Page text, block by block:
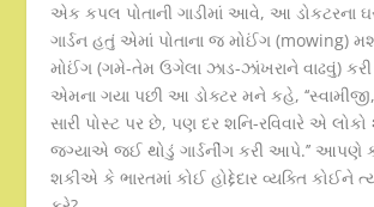
એક કપલ પોતાની ગાડીમાં આવે, આ ડોકટરના
ગાર્ડન હતું એમાં પોતાના જ મોઈંગ (mowing)
મોઈંગ (ગમે-તેમ ઉગેલા ઝાડ-ઝાંખરાને વાઢવું) કરી
એમના ગયા પછી આ ડોક્ટર મને કહે,
સારી પોસ્ટ પર છે, પણ દર શનિ-રવિવારે એ લોકો
જગ્યાએ જઈ થોડું ગાર્ડનીંગ કરી આપે.’’ આપણે
શકીએ કે ભારતમાં કોઈ હોદ્દેદાર વ્યક્તિ